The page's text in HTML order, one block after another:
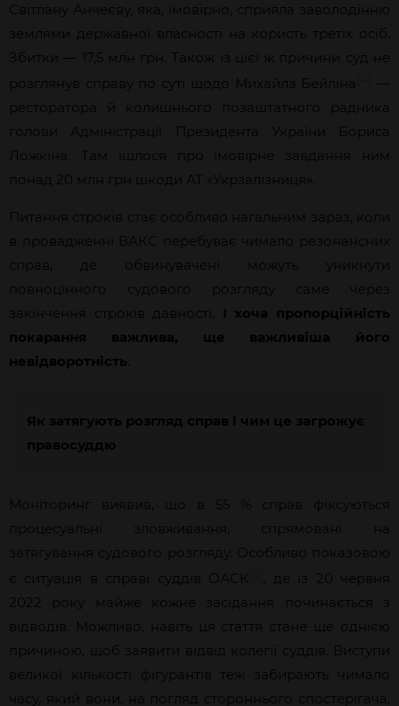
Світлану Анчеєву, яка, імовірно, сприяла заволодінню
землями державної власності на користь третіх осіб.
Збитки — 17,5 млн грн. Також із цієї ж причини суд не
розглянув справу по суті щодо Михайла Бейліна
—
ресторатора й колишнього позаштатного радника
голови Адміністрації Президента України Бориса
Ложкіна. Там ішлося про імовірне завдання ним
понад 20 млн грн шкоди АТ «Укрзалізниця».
Питання строків стає особливо нагальним зараз, коли
в провадженні ВАКС перебуває чимало резонансних
справ, де обвинувачені можуть уникнути
повноцінного судового розгляду саме через
закінчення строків давності.
І хоча пропорційність
покарання важлива, ще важливіша його
невідворотність
Як затягують розгляд справ і чим це загрожує
правосуддю
Моніторинг виявив, що в 55 % справ фіксуються
процесуальні зловживання, спрямовані на
затягування судового розгляду. Особливо показовою
є ситуація в справі суддів ОАСК
, де із 20 червня
2022 року майже кожне засідання починається з
відводів. Можливо, навіть ця стаття стане ще однією
причиною, щоб заявити відвід колегії суддів. Виступи
великої кількості фігурантів теж забирають чимало
часу, який вони, на погляд стороннього спостерігача,